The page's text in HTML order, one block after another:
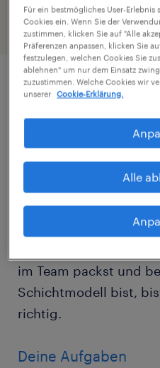
Job Details
Du suchst eine
Durchsetzungskraft
Schwerindustrie? Für
Leitbetrieb in Linz
Verstärkung direkt am
im Team packst und
Schichtmodell bist,
richtig.
Deine Aufgaben
Für ein bestmögliches User-Erlebnis
Cookies ein. Wenn Sie der
zustimmen, klicken Sie auf "Alle
Präferenzen anpassen, klicken Sie
festzulegen, welchen Cookies Sie
ablehnen" um nur dem Einsatz
zuzustimmen. Welche Cookies wir
unserer
Cookie-Erklärung.
Alle